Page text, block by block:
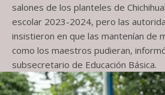
salones de los planteles de
escolar 2023-2024, pero las
insistieron en que las mantenían de
como los maestros pudieran,
subsecretario de Educación Básica.